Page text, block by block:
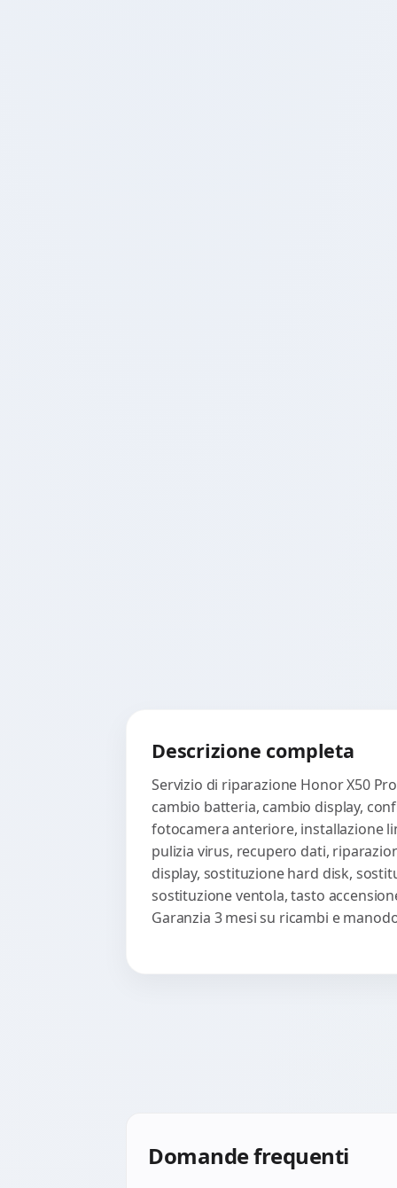
Descrizione completa
Servizio di riparazione Honor X50
cambio batteria, cambio display,
fotocamera anteriore, installazione
pulizia virus, recupero dati,
display, sostituzione hard disk,
sostituzione ventola, tasto
Garanzia 3 mesi su ricambi e
Domande frequenti